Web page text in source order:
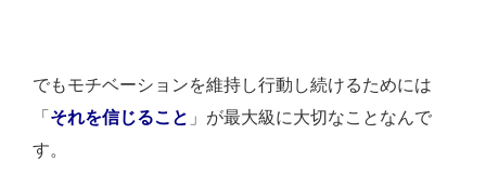
でもモチベーションを維持し行動し続けるためには
「 それを信じること 」が最大級に大切なことなんで
す。